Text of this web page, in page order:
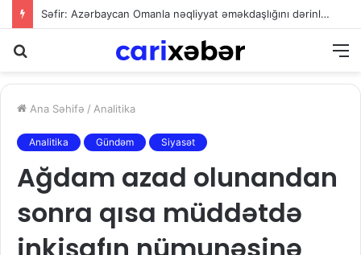
Səfir: Azərbaycan Omanla nəqliyyat əməkdaşlığını dərinləşdirməyə hazırdır
Ana Səhifə / Analitika
Analitika Gündəm Siyasət
Ağdam azad olunandan
sonra qısa müddətdə